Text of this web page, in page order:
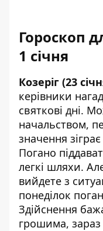
Гороскоп
1 січня
Козеріг (23
керівники
святкові дні.
начальством,
значення
Погано
легкі шляхи.
вийдете з
понеділок
Здійснення
грошима, зараз